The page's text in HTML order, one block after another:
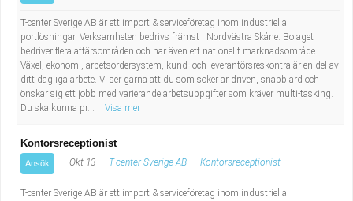
T-center Sverige AB är ett import & serviceföretag inom industriella
portlösningar. Verksamheten bedrivs främst i Nordvästra Skåne. Bolaget
bedriver flera affärsområden och har även ett nationellt marknadsområde.
Växel, ekonomi, arbetsordersystem, kund- och leverantörsreskontra är en del av
ditt dagliga arbete. Vi ser gärna att du som söker är driven, snabblärd och
önskar sig ett jobb med varierande arbetsuppgifter som kräver multi-tasking.
Du ska kunna pr...
Visa mer
Kontorsreceptionist
Ansök Okt 13 T-center Sverige AB Kontorsreceptionist
T-center Sverige AB är ett import & serviceföretag inom industriella